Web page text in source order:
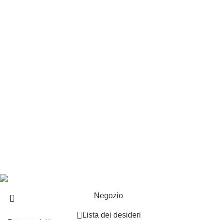
Negozio
Lista dei desideri